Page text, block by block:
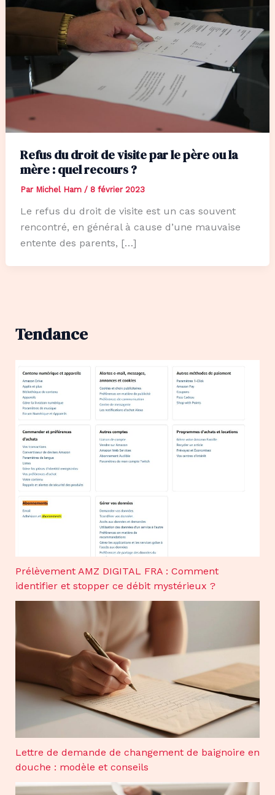
Refus du droit de visite par le père ou la
mère : quel recours ?
Par Michel Ham / 8 février 2023
Le refus du droit de visite est un cas souvent
rencontré, en général à cause d’une mauvaise
entente des parents, […]
Tendance
Prélèvement AMZ DIGITAL FRA : Comment
identifier et stopper ce débit mystérieux ?
Lettre de demande de changement de baignoire en
douche : modèle et conseils